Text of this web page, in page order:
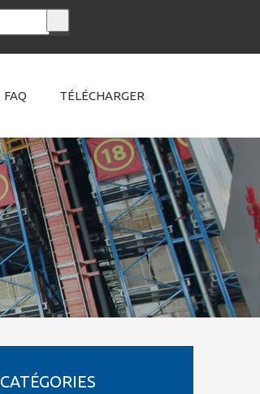
FAQ TÉLÉCHARGER
CATÉGORIES